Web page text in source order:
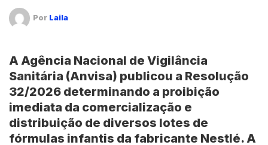
Por Laila
A Agência Nacional de Vigilância
Sanitária (Anvisa) publicou a Resolução
32/2026 determinando a proibição
imediata da comercialização e
distribuição de diversos lotes de
fórmulas infantis da fabricante Nestlé. A